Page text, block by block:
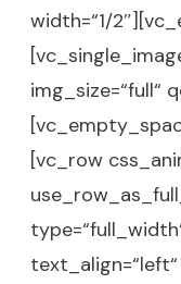
width=“1/
img_size=“full“
[vc_row
text_align=“left“